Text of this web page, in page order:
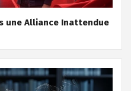
une Alliance Inattendue